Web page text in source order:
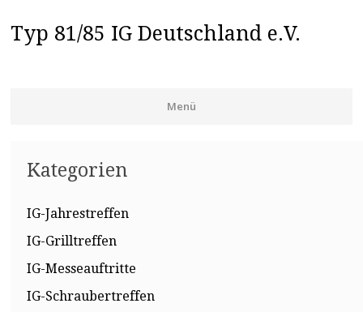
Typ 81/85 IG Deutschland e.V.
Menü
Kategorien
IG-Jahrestreffen
IG-Grilltreffen
IG-Messeauftritte
IG-Schraubertreffen